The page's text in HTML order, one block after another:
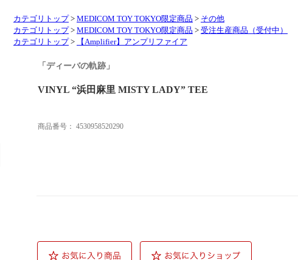
カテゴリトップ > MEDICOM TOY TOKYO限定商品 > その他
カテゴリトップ > MEDICOM TOY TOKYO限定商品 > 受注生産商品（受付中）
カテゴリトップ > 【Amplifier】アンプリファイア
「ディーバの軌跡」
VINYL “浜田麻里 MISTY LADY” TEE
商品番号： 4530958520290